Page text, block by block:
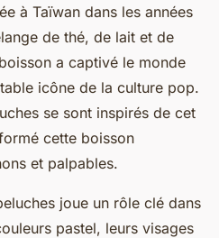
à Taïwan dans les années
de thé, de lait et de
a captivé le monde
icône de la culture pop.
se sont inspirés de cet
cette boisson
et palpables.
joue un rôle clé dans
pastel, leurs visages